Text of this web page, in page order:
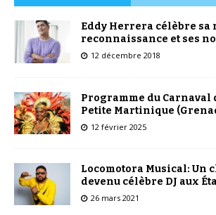
Eddy Herrera célèbre sa
reconnaissance et ses
12 décembre 2018
Programme du Carnaval
Petite Martinique
12 février 2025
Locomotora Musical: Un
devenu célèbre DJ aux
26 mars 2021